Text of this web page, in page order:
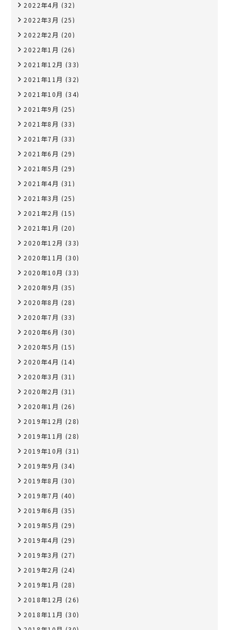
2022年4月 (32)
2022年3月 (25)
2022年2月 (20)
2022年1月 (26)
2021年12月 (33)
2021年11月 (32)
2021年10月 (34)
2021年9月 (25)
2021年8月 (33)
2021年7月 (33)
2021年6月 (29)
2021年5月 (29)
2021年4月 (31)
2021年3月 (25)
2021年2月 (15)
2021年1月 (20)
2020年12月 (33)
2020年11月 (30)
2020年10月 (33)
2020年9月 (35)
2020年8月 (28)
2020年7月 (33)
2020年6月 (30)
2020年5月 (15)
2020年4月 (14)
2020年3月 (31)
2020年2月 (31)
2020年1月 (26)
2019年12月 (28)
2019年11月 (28)
2019年10月 (31)
2019年9月 (34)
2019年8月 (30)
2019年7月 (40)
2019年6月 (35)
2019年5月 (29)
2019年4月 (29)
2019年3月 (27)
2019年2月 (24)
2019年1月 (28)
2018年12月 (26)
2018年11月 (30)